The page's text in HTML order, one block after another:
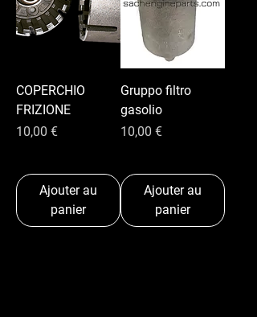
COPERCHIO
FRIZIONE
Prix
10,00 €
Ajouter au
panier
Gruppo filtro
gasolio
Prix
10,00 €
Ajouter au
panier